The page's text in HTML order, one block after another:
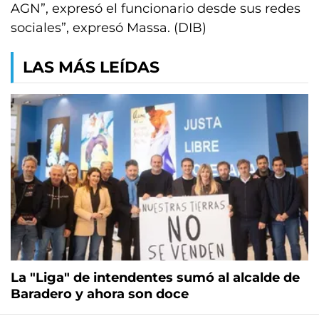
AGN”, expresó el funcionario desde sus redes
sociales”, expresó Massa. (DIB)
LAS MÁS LEÍDAS
La "Liga" de intendentes sumó al alcalde de
Baradero y ahora son doce